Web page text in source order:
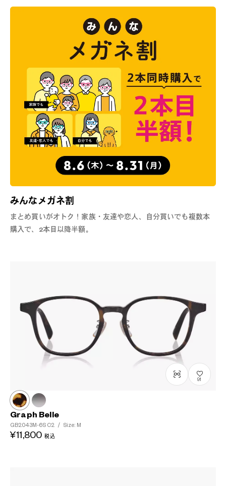
みんなメガネ割
まとめ買いがオトク！家族・友達や恋人、自分買いでも複数本
購入で、2本目以降半額。
91
Graph Belle
GB2043M-6S C2 / Size: M
¥11,800 税込